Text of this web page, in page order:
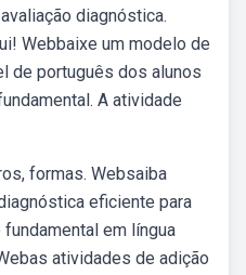
diagnóstica.
Webbaixe um modelo de
de português dos alunos
A atividade
formas. Websaiba
eficiente para
em língua
atividades de adição